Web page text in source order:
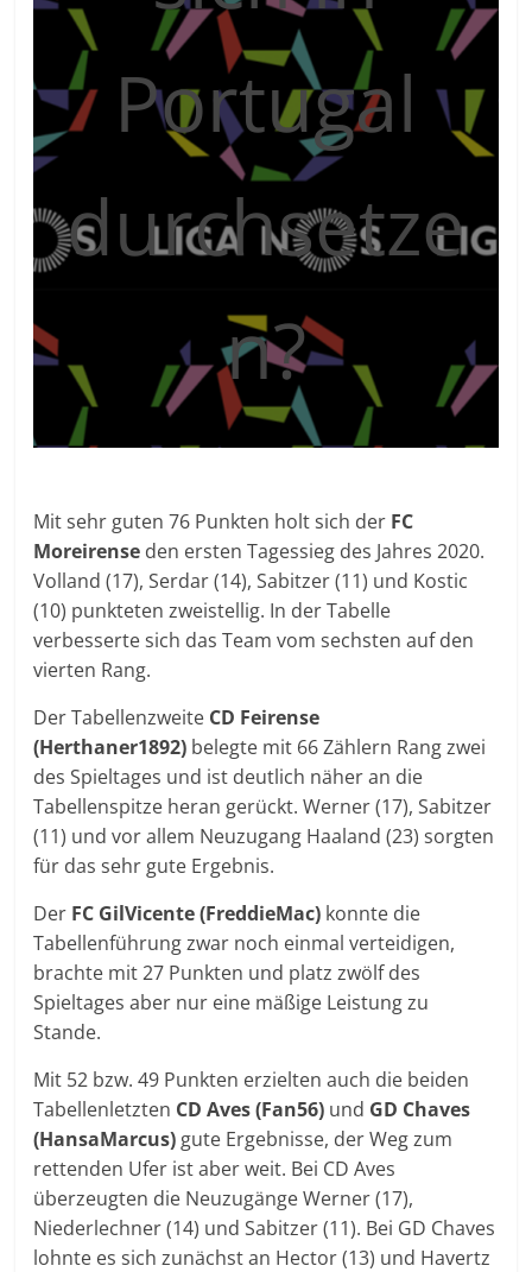
Portugal
durchsetze
n?
Mit sehr guten 76 Punkten holt sich der FC
Moreirense den ersten Tagessieg des Jahres 2020.
Volland (17), Serdar (14), Sabitzer (11) und Kostic
(10) punkteten zweistellig. In der Tabelle
verbesserte sich das Team vom sechsten auf den
vierten Rang.
Der Tabellenzweite CD Feirense
(Herthaner1892) belegte mit 66 Zählern Rang zwei
des Spieltages und ist deutlich näher an die
Tabellenspitze heran gerückt. Werner (17), Sabitzer
(11) und vor allem Neuzugang Haaland (23) sorgten
für das sehr gute Ergebnis.
Der FC GilVicente (FreddieMac) konnte die
Tabellenführung zwar noch einmal verteidigen,
brachte mit 27 Punkten und platz zwölf des
Spieltages aber nur eine mäßige Leistung zu
Stande.
Mit 52 bzw. 49 Punkten erzielten auch die beiden
Tabellenletzten CD Aves (Fan56) und GD Chaves
(HansaMarcus) gute Ergebnisse, der Weg zum
rettenden Ufer ist aber weit. Bei CD Aves
überzeugten die Neuzugänge Werner (17),
Niederlechner (14) und Sabitzer (11). Bei GD Chaves
lohnte es sich zunächst an Hector (13) und Havertz